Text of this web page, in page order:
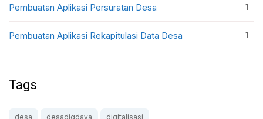
Pembuatan Aplikasi Persuratan Desa 1
Pembuatan Aplikasi Rekapitulasi Data Desa 1
Tags
desa desadigdaya digitalisasi